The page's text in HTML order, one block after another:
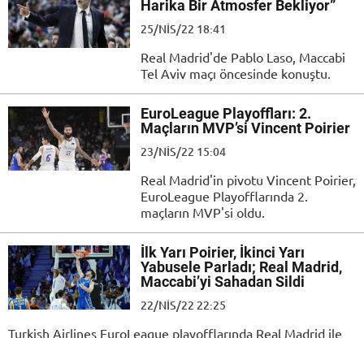
Harika Bir Atmosfer Bekliyor”
25/NIS/22 18:41
Real Madrid'de Pablo Laso, Maccabi
Tel Aviv maçı öncesinde konuştu.
EuroLeague Playoffları: 2.
Maçların MVP’si Vincent Poirier
23/NIS/22 15:04
Real Madrid'in pivotu Vincent Poirier,
EuroLeague Playofflarında 2.
maçların MVP'si oldu.
İlk Yarı Poirier, İkinci Yarı
Yabusele Parladı; Real Madrid,
Maccabi’yi Sahadan Sildi
22/NIS/22 22:25
Turkish Airlines EuroLeague playofflarında Real Madrid ile